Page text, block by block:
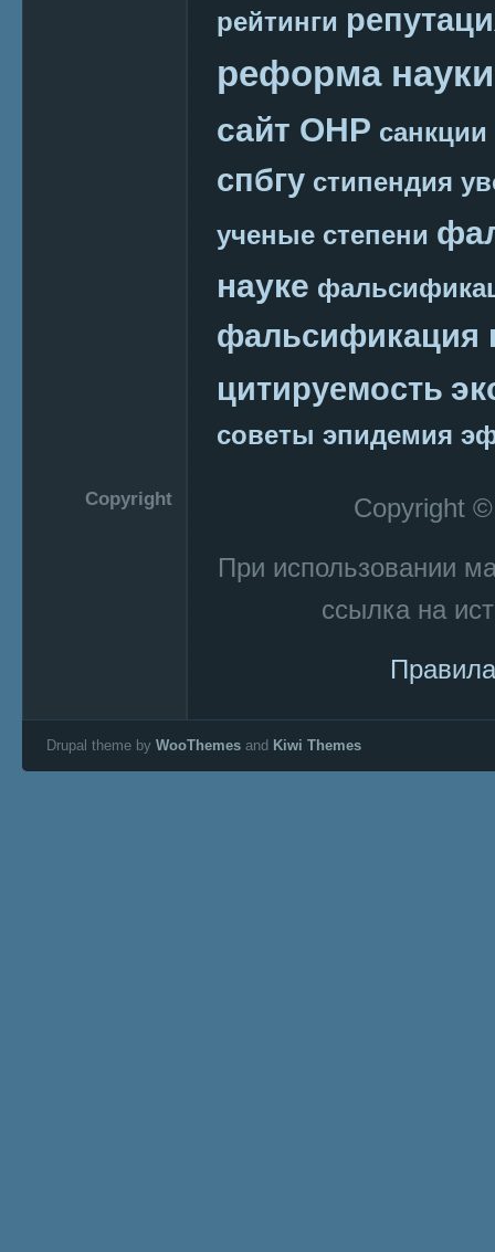
рейтинги
реформа науки
сайт ОНР санкции
спбгу стипендия
ученые степени
науке
фальсификация
цитируемость
советы эпидемия
Copyright
Copyright
При использовании
ссылка на
Drupal theme by WooThemes and Kiwi Themes